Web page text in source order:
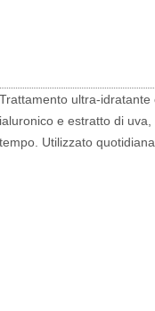
Trattamento ultra-
ialuronico e estratto di
tempo. Utilizzato